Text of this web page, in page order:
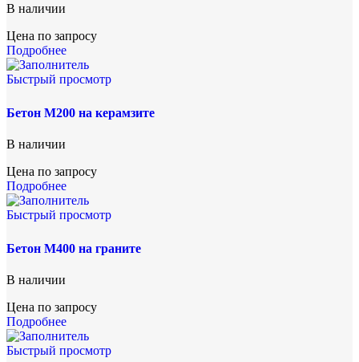
В наличии
Цена по запросу
Подробнее
Быстрый просмотр
Бетон М200 на керамзите
В наличии
Цена по запросу
Подробнее
Быстрый просмотр
Бетон М400 на граните
В наличии
Цена по запросу
Подробнее
Быстрый просмотр